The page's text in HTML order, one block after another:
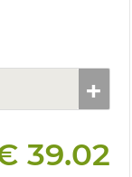
39.02